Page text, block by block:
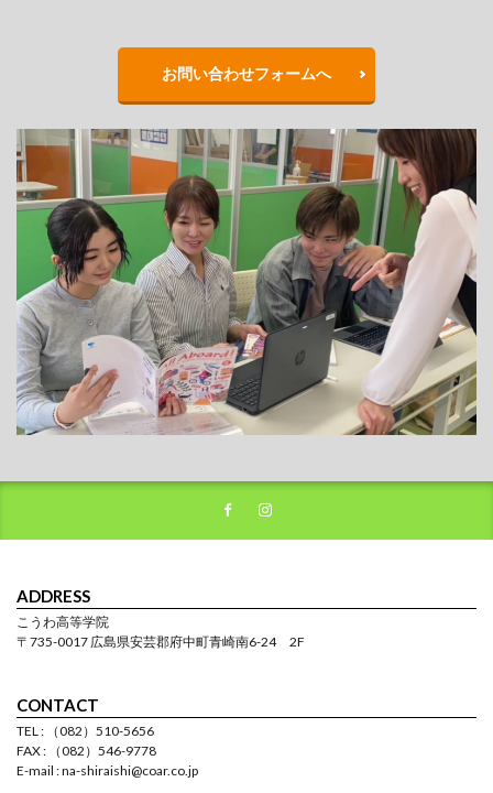
お問い合わせフォームへ
ADDRESS
こうわ高等学院
〒735-0017 広島県安芸郡府中町青崎南6-24 2F
CONTACT
TEL : （082）510-5656
FAX : （082）546-9778
E-mail : na-shiraishi@coar.co.jp